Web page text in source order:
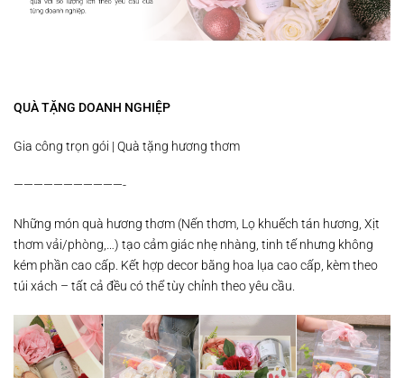
QUÀ TẶNG DOANH NGHIỆP
Gia công trọn gói | Quà tặng hương thơm
———————————-
Những món quà hương thơm (Nến thơm, Lọ khuếch tán hương, Xịt
thơm vải/phòng,…) tạo cảm giác nhẹ nhàng, tinh tế nhưng không
kém phần cao cấp. Kết hợp decor bằng hoa lụa cao cấp, kèm theo
túi xách – tất cả đều có thể tùy chỉnh theo yêu cầu.